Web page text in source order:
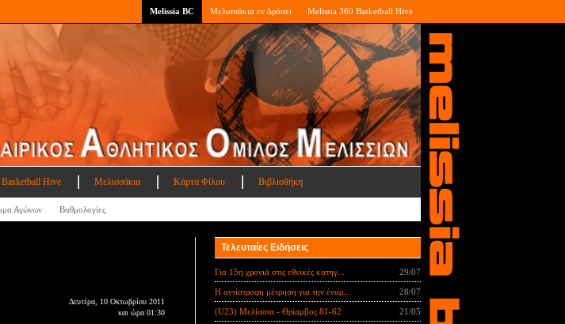
Melissia BC Μελισσάκια εν Δράσει Melissia 360 Basketball Hive
Hive Μελισσάκια Κάρτα Φίλου Βιβλιοθήκη
Αγώνων Βαθμολογίες
Δευτέρα, 10 Οκτωβρίου 2011
και ώρα 01:30
Τελευταίες Ειδήσεις
Για 15η χρονιά στις εθνικές κατηγ... 29/07
Η αντίστροφη μέτρηση για την έναρ... 28/07
(U23) Μελίσσια - Θρίαμβος 81-62 21/05